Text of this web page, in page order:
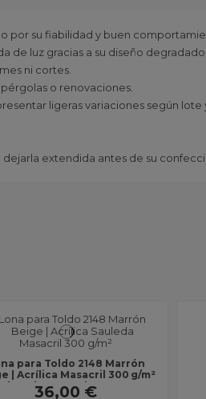
por su fiabilidad y buen
de luz gracias a su diseño degradado.
ni cortes.
o renovaciones.
ligeras variaciones según lote
extendida antes de su
Lona para Toldo 2316 Cafe |
Acrílica Masacril 300 g/m² |
Ancho 1,20 m | Lona sin...
26,00 €